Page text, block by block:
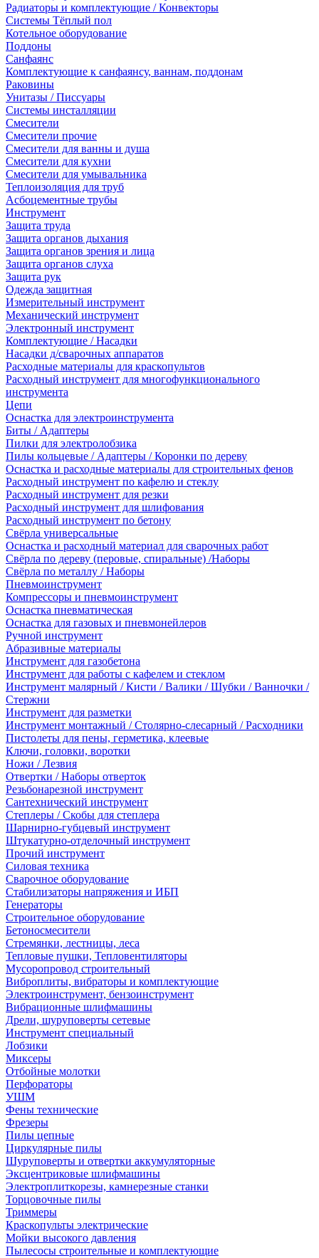
Радиаторы и комплектующие / Конвекторы
Системы Тёплый пол
Котельное оборудование
Поддоны
Санфаянс
Комплектующие к санфаянсу, ваннам, поддонам
Раковины
Унитазы / Писсуары
Системы инсталляции
Смесители
Смесители прочие
Смесители для ванны и душа
Смесители для кухни
Смесители для умывальника
Теплоизоляция для труб
Асбоцементные трубы
Инструмент
Защита труда
Защита органов дыхания
Защита органов зрения и лица
Защита органов слуха
Защита рук
Одежда защитная
Измерительный инструмент
Механический инструмент
Электронный инструмент
Комплектующие / Насадки
Насадки д/сварочных аппаратов
Расходные материалы для краскопультов
Расходный инструмент для многофункционального
инструмента
Цепи
Оснастка для электроинструмента
Биты / Адаптеры
Пилки для электролобзика
Пилы кольцевые / Адаптеры / Коронки по дереву
Оснастка и расходные материалы для строительных фенов
Расходный инструмент по кафелю и стеклу
Расходный инструмент для резки
Расходный инструмент для шлифования
Расходный инструмент по бетону
Свёрла универсальные
Оснастка и расходный материал для сварочных работ
Свёрла по дереву (перовые, спиральные) /Наборы
Свёрла по металлу / Наборы
Пневмоинструмент
Компрессоры и пневмоинструмент
Оснастка пневматическая
Оснастка для газовых и пневмонейлеров
Ручной инструмент
Абразивные материалы
Инструмент для газобетона
Инструмент для работы с кафелем и стеклом
Инструмент малярный / Кисти / Валики / Шубки / Ванночки /
Стержни
Инструмент для разметки
Инструмент монтажный / Столярно-слесарный / Расходники
Пистолеты для пены, герметика, клеевые
Ключи, головки, воротки
Ножи / Лезвия
Отвертки / Наборы отверток
Резьбонарезной инструмент
Сантехнический инструмент
Степлеры / Скобы для степлера
Шарнирно-губцевый инструмент
Штукатурно-отделочный инструмент
Прочий инструмент
Силовая техника
Сварочное оборудование
Стабилизаторы напряжения и ИБП
Генераторы
Строительное оборудование
Бетоносмесители
Стремянки, лестницы, леса
Тепловые пушки, Тепловентиляторы
Мусоропровод строительный
Виброплиты, вибраторы и комплектующие
Электроинструмент, бензоинструмент
Вибрационные шлифмашины
Дрели, шуруповерты сетевые
Инструмент специальный
Лобзики
Миксеры
Отбойные молотки
Перфораторы
УШМ
Фены технические
Фрезеры
Пилы цепные
Циркулярные пилы
Шуруповерты и отвертки аккумуляторные
Эксцентриковые шлифмашины
Электроплиткорезы, камнерезные станки
Торцовочные пилы
Триммеры
Краскопульты электрические
Мойки высокого давления
Пылесосы строительные и комплектующие